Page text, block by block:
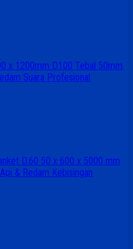
x 1200mm D100 Tebal 50mm
Suara Profesional
D.60 50 x 600 x 5000 mm
& Redam Kebisingan